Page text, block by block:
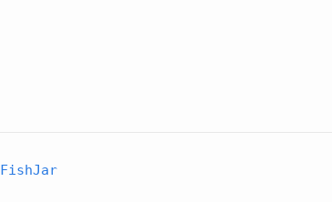
FishJar